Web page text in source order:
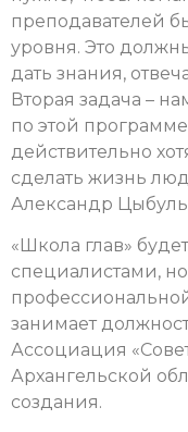
преподавателей
уровня. Это
дать знания,
Вторая задача –
по этой
действительно
сделать жизнь
Александр
«Школа глав»
специалистами,
занимает
Ассоциация
Архангельской
создания.